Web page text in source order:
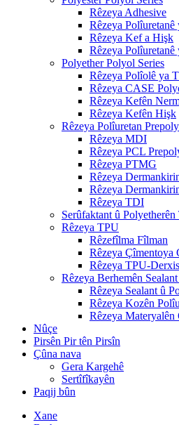
Rêzeya Adhesive
Rêzeya Polîuretanê
Rêzeya Kef a Hişk
Rêzeya
Polyether Polyol Series
Rêzeya Polîolê ya
Rêzeya CASE
Rêzeya Kefên
Rêzeya Kefên Hişk
Rêzeya Polîuretan
Rêzeya MDI
Rêzeya PCL
Rêzeya PTMG
Rêzeya
Rêzeya
Rêzeya TDI
Serûfaktant û Polyetherên
Rêzeya TPU
Rêzefîlma Fîlman
Rêzeya Çîmentoya
Rêzeya TPU-
Rêzeya Berhemên
Rêzeya Sealant û
Rêzeya Kozên
Rêzeya Materyalên
Nûçe
Pirsên Pir tên Pirsîn
Çûna nava
Gera Kargehê
Sertîfîkayên
Paqij bûn
Xane